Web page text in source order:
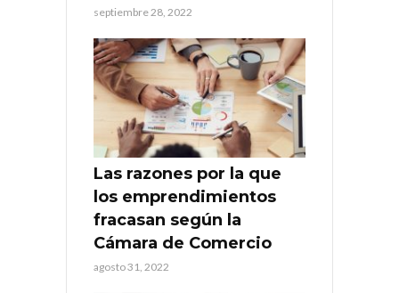
septiembre 28, 2022
Las razones por la que
los emprendimientos
fracasan según la
Cámara de Comercio
agosto 31, 2022